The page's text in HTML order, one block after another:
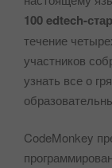
100 edtech-
течение
участников
узнать все о
CodeMonkey